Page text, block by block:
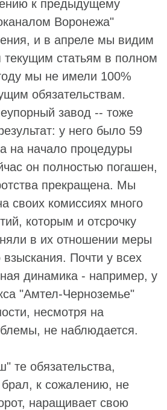
к предыдущему
Воронежа"
и в апреле мы видим
текущим статьям в полном
мы не имели 100%
обязательствам.
завод -- тоже
у него было 59
на начало процедуры
он полностью погашен,
прекращена. Мы
своих комиссиях много
которым и отсрочку
в их отношении меры
взыскания. Почти у всех
динамика - например, у
"Амтел-Черноземье"
несмотря на
не наблюдается.
те обязательства,
к сожалению, не
наращивает свою